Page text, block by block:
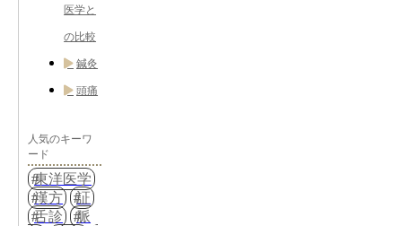
医学と
の比較
鍼灸
頭痛
人気のキーワ
ード
東洋医学
漢方
証
舌診
脈